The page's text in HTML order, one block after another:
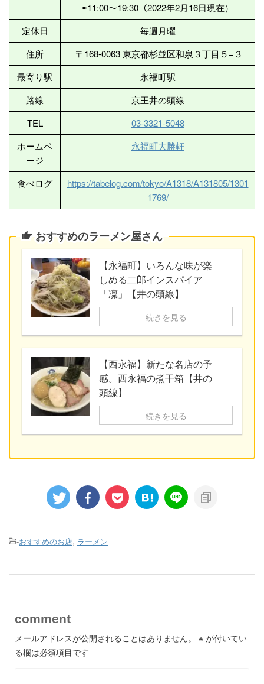
⇨11:00〜19:30（2022年2月16日現在）
定休日
毎週月曜
住所
〒168-0063 東京都杉並区和泉３丁目５−３
最寄り駅
永福町駅
路線
京王井の頭線
TEL
03-3321-5048
ホームペ
ージ
永福町大勝軒
食べログ
https://tabelog.com/tokyo/A1318/A131805/1301
1769/
おすすめのラーメン屋さん
【永福町】いろんな味が楽
しめる二郎インスパイア
「凜」【井の頭線】
続きを見る
【西永福】新たな名店の予
感。西永福の煮干箱【井の
頭線】
続きを見る
-おすすめのお店, ラーメン
comment
メールアドレスが公開されることはありません。 ※ が付いてい
る欄は必須項目です